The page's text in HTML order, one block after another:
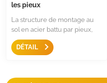
les pieux
La structure de montage au
sol en acier battu par pieux,
Acier revêtu MG-Al-Zn, offrant
résistance supérieure à la
maintenant à uncoût inférieur
DÉTAIL